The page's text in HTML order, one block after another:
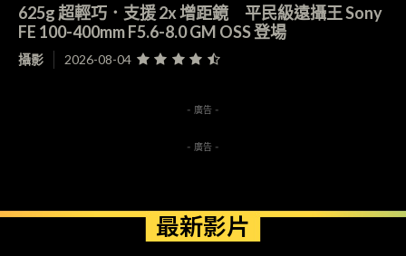
625g 超輕巧．支援 2x 增距鏡 平民級遠攝王 Sony
FE 100-400mm F5.6-8.0 GM OSS 登場
攝影 2026-08-04
- 廣告 -
- 廣告 -
最新影片